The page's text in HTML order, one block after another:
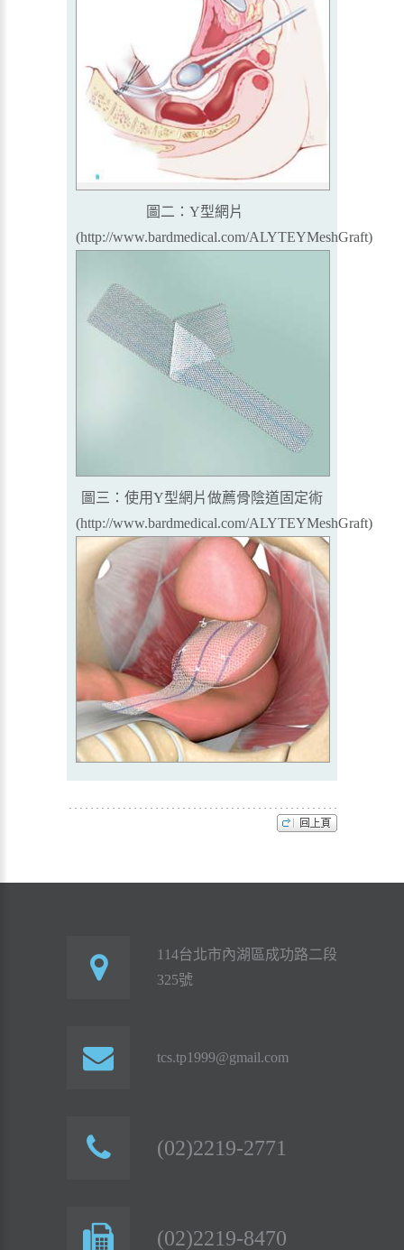
圖二：Y型網片
(http://www.bardmedical.com/ALYTEYMeshGraft)
圖三：使用Y型網片做薦骨陰道固定術
(http://www.bardmedical.com/ALYTEYMeshGraft)
114台北市內湖區成功路二段
325號
tcs.tp1999@gmail.com
(02)2219-2771
(02)2219-8470